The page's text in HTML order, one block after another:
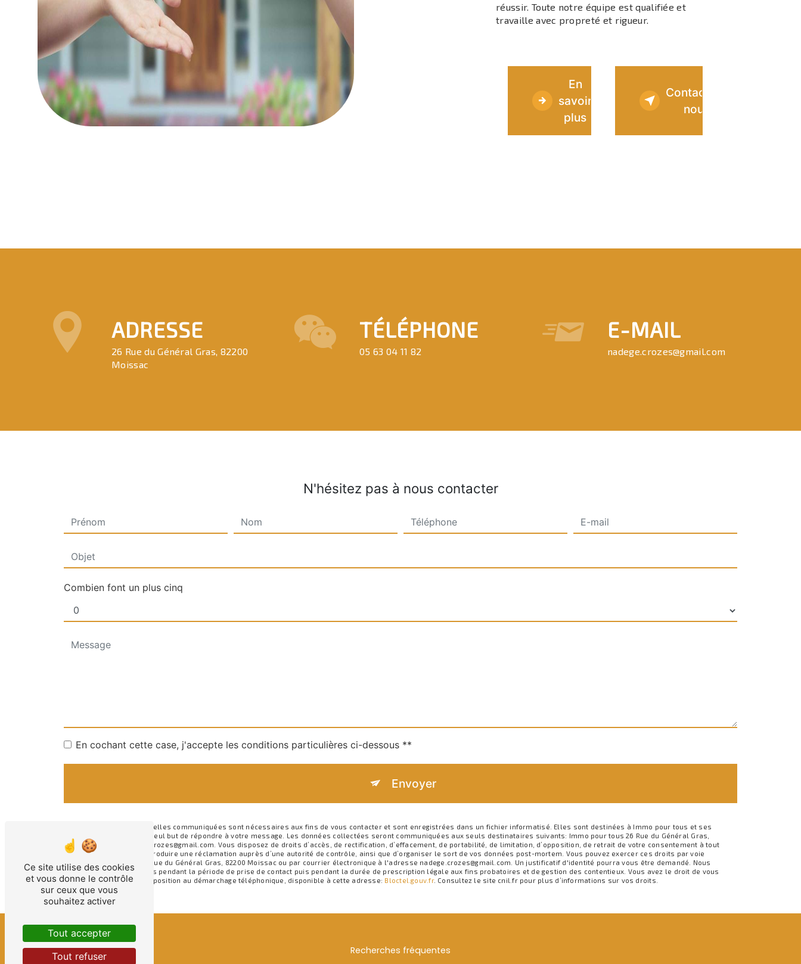
réussir. Toute notre équipe est qualifiée et
travaille avec propreté et rigueur.
En
savoir
plus
Contactez-
nous
ADRESSE
26 Rue du Général Gras, 82200
Moissac
TÉLÉPHONE
05 63 04 11 82
E-MAIL
nadege.crozes@gmail.com
N'hésitez pas à nous contacter
Combien font un plus cinq
En cochant cette case, j'accepte les conditions particulières ci-dessous **
Envoyer
** Les données personnelles communiquées sont nécessaires aux fins de vous contacter et sont enregistrées dans un fichier informatisé. Elles sont destinées à Immo pour tous et ses
sous-traitants dans le seul but de répondre à votre message. Les données collectées seront communiquées aux seuls destinataires suivants: Immo pour tous 26 Rue du Général Gras,
82200 Moissac nadege.crozes@gmail.com. Vous disposez de droits d’accès, de rectification, d’effacement, de portabilité, de limitation, d’opposition, de retrait de votre consentement à tout
moment et du droit d’introduire une réclamation auprès d’une autorité de contrôle, ainsi que d’organiser le sort de vos données post-mortem. Vous pouvez exercer ces droits par voie
postale à l'adresse 26 Rue du Général Gras, 82200 Moissac ou par courrier électronique à l'adresse nadege.crozes@gmail.com. Un justificatif d'identité pourra vous être demandé. Nous
conservons vos données pendant la période de prise de contact puis pendant la durée de prescription légale aux fins probatoires et de gestion des contentieux. Vous avez le droit de vous
inscrire sur la liste d'opposition au démarchage téléphonique, disponible à cette adresse: Bloctel.gouv.fr. Consultez le site cnil.fr pour plus d’informations sur vos droits.
Recherches fréquentes
Ce site utilise des cookies
et vous donne le contrôle
sur ceux que vous
souhaitez activer
Tout accepter
Tout refuser